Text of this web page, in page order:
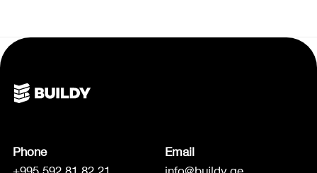
Phone
Email